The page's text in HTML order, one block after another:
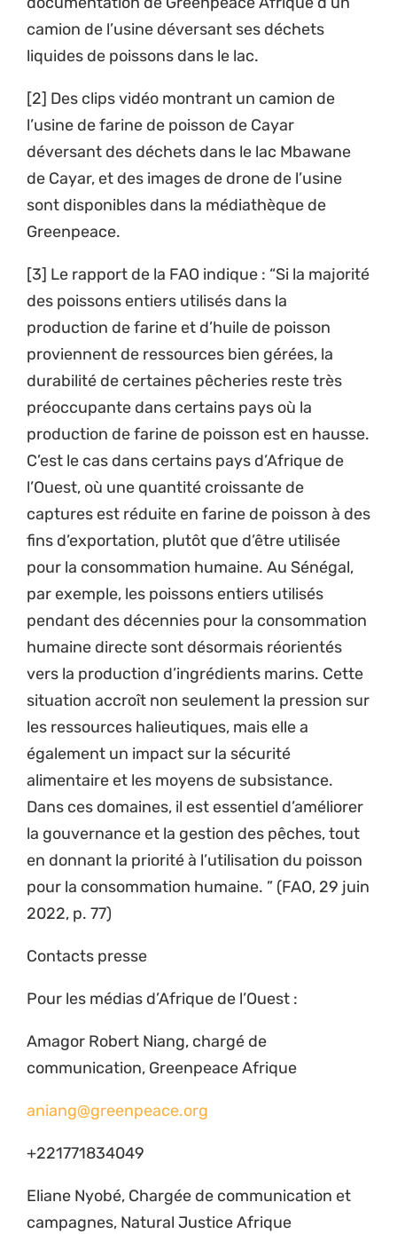
camion de l’usine déversant ses déchets
liquides de poissons dans le lac.
[2] Des clips vidéo montrant un camion de
l’usine de farine de poisson de Cayar
déversant des déchets dans le lac Mbawane
de Cayar, et des images de drone de l’usine
sont disponibles dans la médiathèque de
Greenpeace.
[3] Le rapport de la FAO indique : “Si la majorité
des poissons entiers utilisés dans la
production de farine et d’huile de poisson
proviennent de ressources bien gérées, la
durabilité de certaines pêcheries reste très
préoccupante dans certains pays où la
production de farine de poisson est en hausse.
C’est le cas dans certains pays d’Afrique de
l’Ouest, où une quantité croissante de
captures est réduite en farine de poisson à des
fins d’exportation, plutôt que d’être utilisée
pour la consommation humaine. Au Sénégal,
par exemple, les poissons entiers utilisés
pendant des décennies pour la consommation
humaine directe sont désormais réorientés
vers la production d’ingrédients marins. Cette
situation accroît non seulement la pression sur
les ressources halieutiques, mais elle a
également un impact sur la sécurité
alimentaire et les moyens de subsistance.
Dans ces domaines, il est essentiel d’améliorer
la gouvernance et la gestion des pêches, tout
en donnant la priorité à l’utilisation du poisson
pour la consommation humaine. ” (FAO, 29 juin
2022, p. 77)
Contacts presse
Pour les médias d’Afrique de l’Ouest :
Amagor Robert Niang, chargé de
communication, Greenpeace Afrique
aniang@greenpeace.org
+221771834049
Eliane Nyobé, Chargée de communication et
campagnes, Natural Justice Afrique
Receive our quarterly newsletter or
at any time.
YES, I WANT TO SIGN UP!
NO THANKS